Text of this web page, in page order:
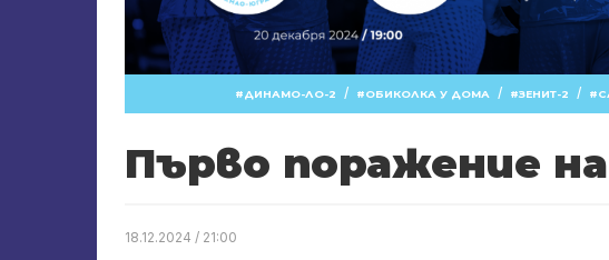
ДИНАМО-ЛО-2 / ОБИКОЛКА У ДОМА / ЗЕНИТ-2 /
Първо поражение
18.12.2024 / 21:00